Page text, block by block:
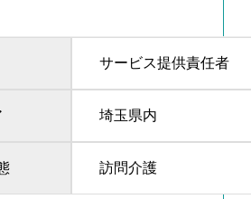
サービス提供責任者
埼玉県内
訪問介護